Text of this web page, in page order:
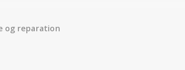
og reparation